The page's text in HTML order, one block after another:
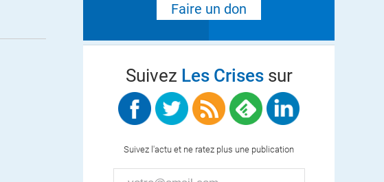
Faire un don
Suivez Les Crisessur
Suivez l'actu et ne ratez plus une publication